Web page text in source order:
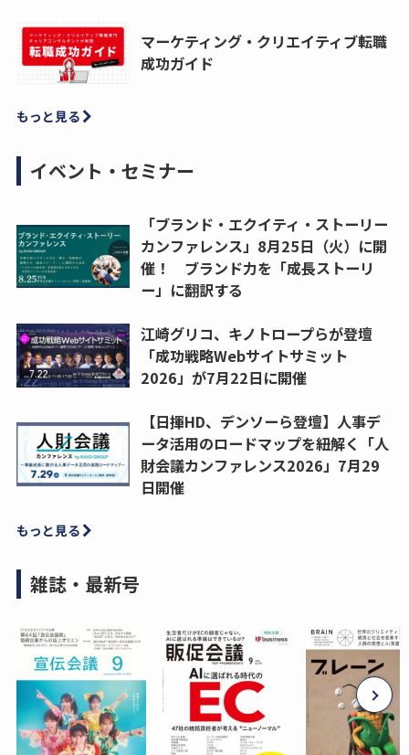
マーケティング・クリエイティブ転職
成功ガイド
もっと見る
イベント・セミナー
「ブランド・エクイティ・ストーリー
カンファレンス」8月25日（火）に開
催！ ブランド力を「成長ストーリ
ー」に翻訳する
江崎グリコ、キノトロープらが登壇
「成功戦略Webサイトサミット
2026」が7月22日に開催
【日揮HD、デンソーら登壇】人事デ
ータ活用のロードマップを紐解く「人
財会議カンファレンス2026」7月29
日開催
もっと見る
雑誌・最新号